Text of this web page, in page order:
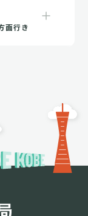
面行き